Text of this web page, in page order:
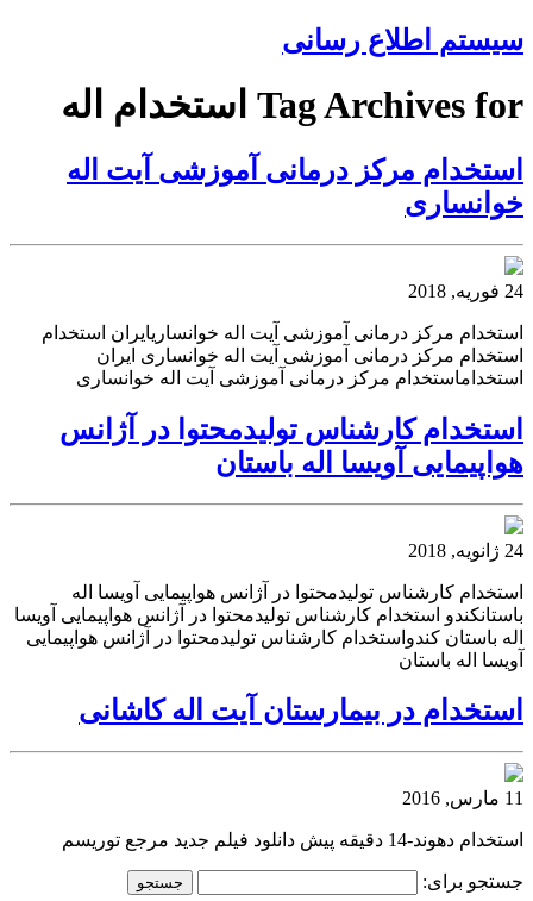
سیستم اطلاع رسانی
Tag Archives for استخدام اله
استخدام مرکز درمانی آموزشی آیت اله
خوانساری
24 فوریه, 2018
استخدام مرکز درمانی آموزشی آیت اله خوانساریایران استخدام
استخدام مرکز درمانی آموزشی آیت اله خوانساری ایران
استخداماستخدام مرکز درمانی آموزشی آیت اله خوانساری
استخدام کارشناس تولیدمحتوا در آژانس
هواپیمایی آویسا اله باستان
24 ژانویه, 2018
استخدام کارشناس تولیدمحتوا در آژانس هواپیمایی آویسا اله
باستانکندو استخدام کارشناس تولیدمحتوا در آژانس هواپیمایی آویسا
اله باستان کندواستخدام کارشناس تولیدمحتوا در آژانس هواپیمایی
آویسا اله باستان
استخدام در بیمارستان آیت اله کاشانی
11 مارس, 2016
استخدام دهوند-14 دقیقه پیش دانلود فیلم جدید مرجع توریسم
جستجو برای: